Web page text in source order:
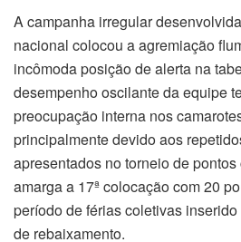
A campanha irregular
nacional colocou a agremiação
incômoda posição de alerta na
desempenho oscilante da equipe
preocupação interna nos
principalmente devido aos
apresentados no torneio de
amarga a 17ª colocação com 20
período de férias coletivas
de rebaixamento.